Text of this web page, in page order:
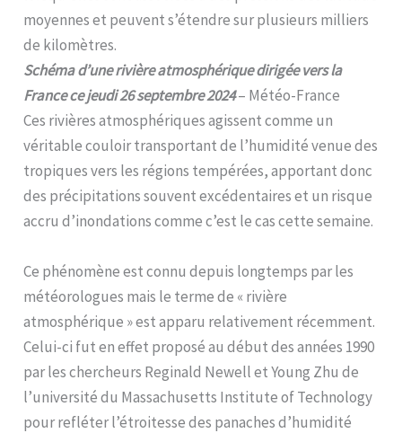
moyennes et peuvent s’étendre sur plusieurs milliers
de kilomètres.
Schéma d’une rivière atmosphérique dirigée vers la
France ce jeudi 26 septembre 2024– Météo-France
Ces rivières atmosphériques agissent comme un
véritable couloir transportant de l’humidité venue des
tropiques vers les régions tempérées, apportant donc
des précipitations souvent excédentaires et un risque
accru d’inondations comme c’est le cas cette semaine.
Ce phénomène est connu depuis longtemps par les
météorologues mais le terme de « rivière
atmosphérique » est apparu relativement récemment.
Celui-ci fut en effet proposé au début des années 1990
par les chercheurs Reginald Newell et Young Zhu de
l’université du Massachusetts Institute of Technology
pour refléter l’étroitesse des panaches d’humidité